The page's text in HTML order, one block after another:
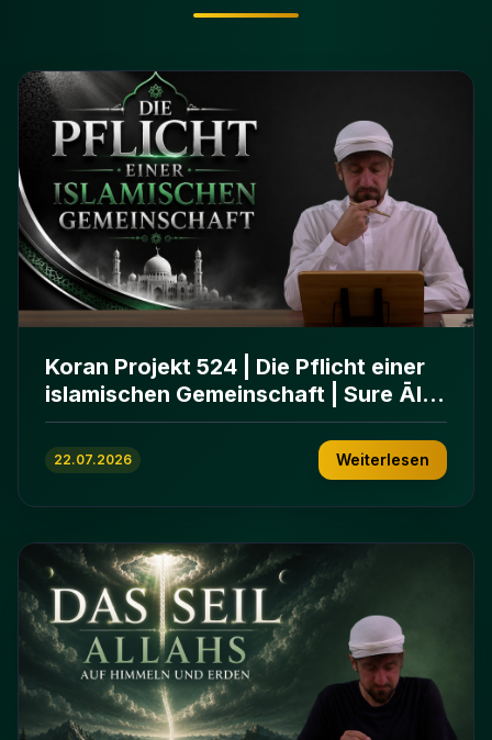
Koran Projekt 524 | Die Pflicht einer
islamischen Gemeinschaft | Sure Āl
ʿImrān 103-112
22.07.2026 Weiterlesen